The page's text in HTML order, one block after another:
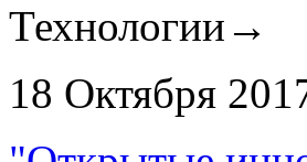
Технологии →
18 Октября